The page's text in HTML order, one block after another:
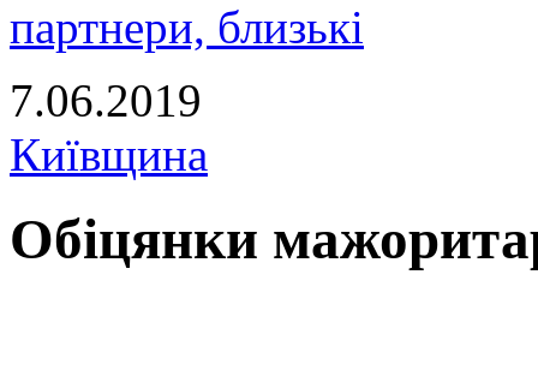
партнери, близькі
7.06.2019
Київщина
Обіцянки